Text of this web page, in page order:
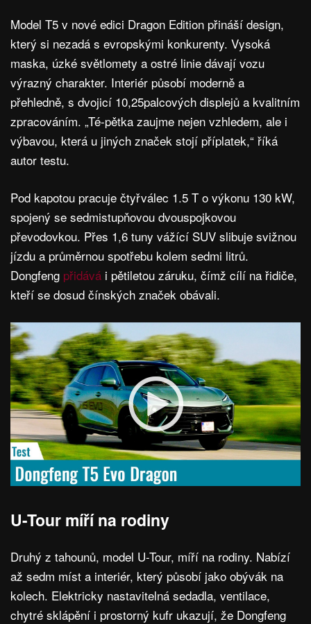
Model T5 v nové edici Dragon Edition přináší design,
který si nezadá s evropskými konkurenty. Vysoká
maska, úzké světlomety a ostré linie dávají vozu
výrazný charakter. Interiér působí moderně a
přehledně, s dvojicí 10,25palcových displejů a kvalitním
zpracováním. „Té-pětka zaujme nejen vzhledem, ale i
výbavou, která u jiných značek stojí příplatek,“ říká
autor testu.
Pod kapotou pracuje čtyřválec 1.5 T o výkonu 130 kW,
spojený se sedmistupňovou dvouspojkovou
převodovkou. Přes 1,6 tuny vážící SUV slibuje svižnou
jízdu a průměrnou spotřebu kolem sedmi litrů.
Dongfeng přidává i pětiletou záruku, čímž cílí na řidiče,
kteří se dosud čínských značek obávali.
U-Tour míří na rodiny
Druhý z tahounů, model U-Tour, míří na rodiny. Nabízí
až sedm míst a interiér, který působí jako obývák na
kolech. Elektricky nastavitelná sedadla, ventilace,
chytré sklápění i prostorný kufr ukazují, že Dongfeng